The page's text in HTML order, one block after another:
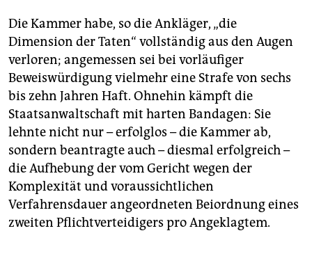
Die Kammer habe, so die Ankläger, „die
Dimension der Taten“ vollständig aus den Augen
verloren; angemessen sei bei vorläufiger
Beweiswürdigung vielmehr eine Strafe von sechs
bis zehn Jahren Haft. Ohnehin kämpft die
Staatsanwaltschaft mit harten Bandagen: Sie
lehnte nicht nur – erfolglos – die Kammer ab,
sondern beantragte auch – diesmal erfolgreich –
die Aufhebung der vom Gericht wegen der
Komplexität und voraussichtlichen
Verfahrensdauer angeordneten Beiordnung eines
zweiten Pflichtverteidigers pro Angeklagtem.